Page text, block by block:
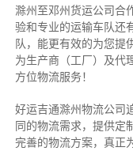
滁州至邓州货运公司合
验和专业的运输车队还
队，能更有效的为您提
为生产商（工厂）及代
方位物流服务！
好运吉通滁州物流公司
同的物流需求，提供定
完善的物流方案，真正